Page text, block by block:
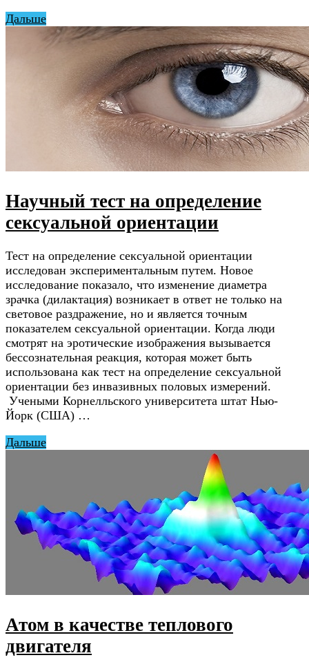
Дальше
Научный тест на определение
сексуальной ориентации
Тест на определение сексуальной ориентации
исследован экспериментальным путем. Новое
исследование показало, что изменение диаметра
зрачка (дилактация) возникает в ответ не только на
световое раздражение, но и является точным
показателем сексуальной ориентации. Когда люди
смотрят на эротические изображения вызывается
бессознательная реакция, которая может быть
использована как тест на определение сексуальной
ориентации без инвазивных половых измерений.
Учеными Корнелльского университета штат Нью-
Йорк (США) …
Дальше
Атом в качестве теплового
двигателя